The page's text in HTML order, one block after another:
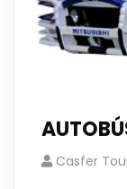
Casfer